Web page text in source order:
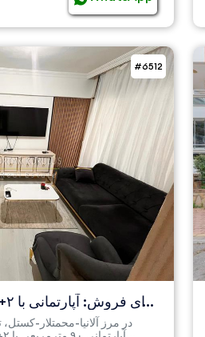
#6512